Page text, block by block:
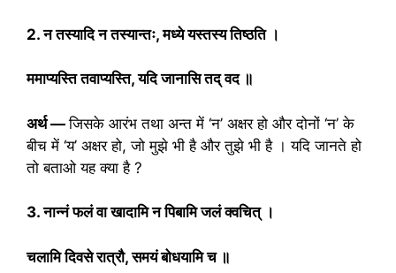
2. न तस्यादि न तस्यान्तः, मध्ये यस्तस्य तिष्ठति ।
ममाप्यस्ति तवाप्यस्ति, यदि जानासि तद् वद ॥
अर्थ —जिसके आरंभ तथा अन्त में ‘न’ अक्षर हो और दोनों ‘न’ के
बीच में ‘य’ अक्षर हो, जो मुझे भी है और तुझे भी है । यदि जानते हो
तो बताओ यह क्या है ?
3. नान्नं फलं वा खादामि न पिबामि जलं क्वचित् ।
चलामि दिवसे रात्रौ, समयं बोधयामि च ॥